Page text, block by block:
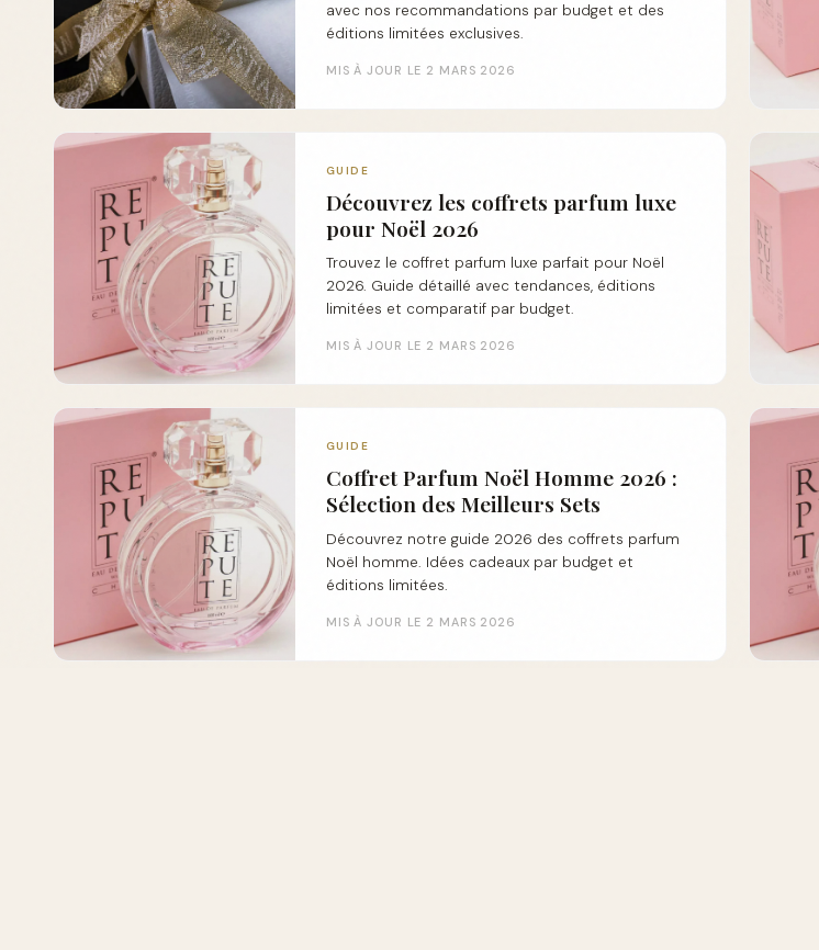
avec nos recommandations par budget et des
éditions limitées exclusives.
MIS À JOUR LE 2 MARS 2026
GUIDE
Découvrez les coffrets parfum luxe
pour Noël 2026
Trouvez le coffret parfum luxe parfait pour Noël
2026. Guide détaillé avec tendances, éditions
limitées et comparatif par budget.
MIS À JOUR LE 2 MARS 2026
GUIDE
Coffret Parfum Noël Homme 2026 :
Sélection des Meilleurs Sets
Découvrez notre guide 2026 des coffrets parfum
Noël homme. Idées cadeaux par budget et
éditions limitées.
MIS À JOUR LE 2 MARS 2026